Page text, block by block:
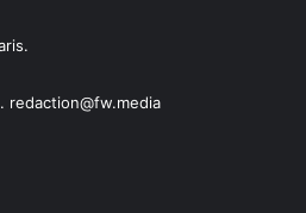
redaction@fw.media